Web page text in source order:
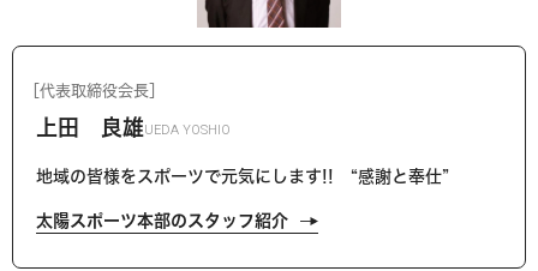
［代表取締役会長］
上田 良雄UEDA YOSHIO
地域の皆様をスポーツで元気にします!! “感謝と奉仕”
太陽スポーツ本部のスタッフ紹介